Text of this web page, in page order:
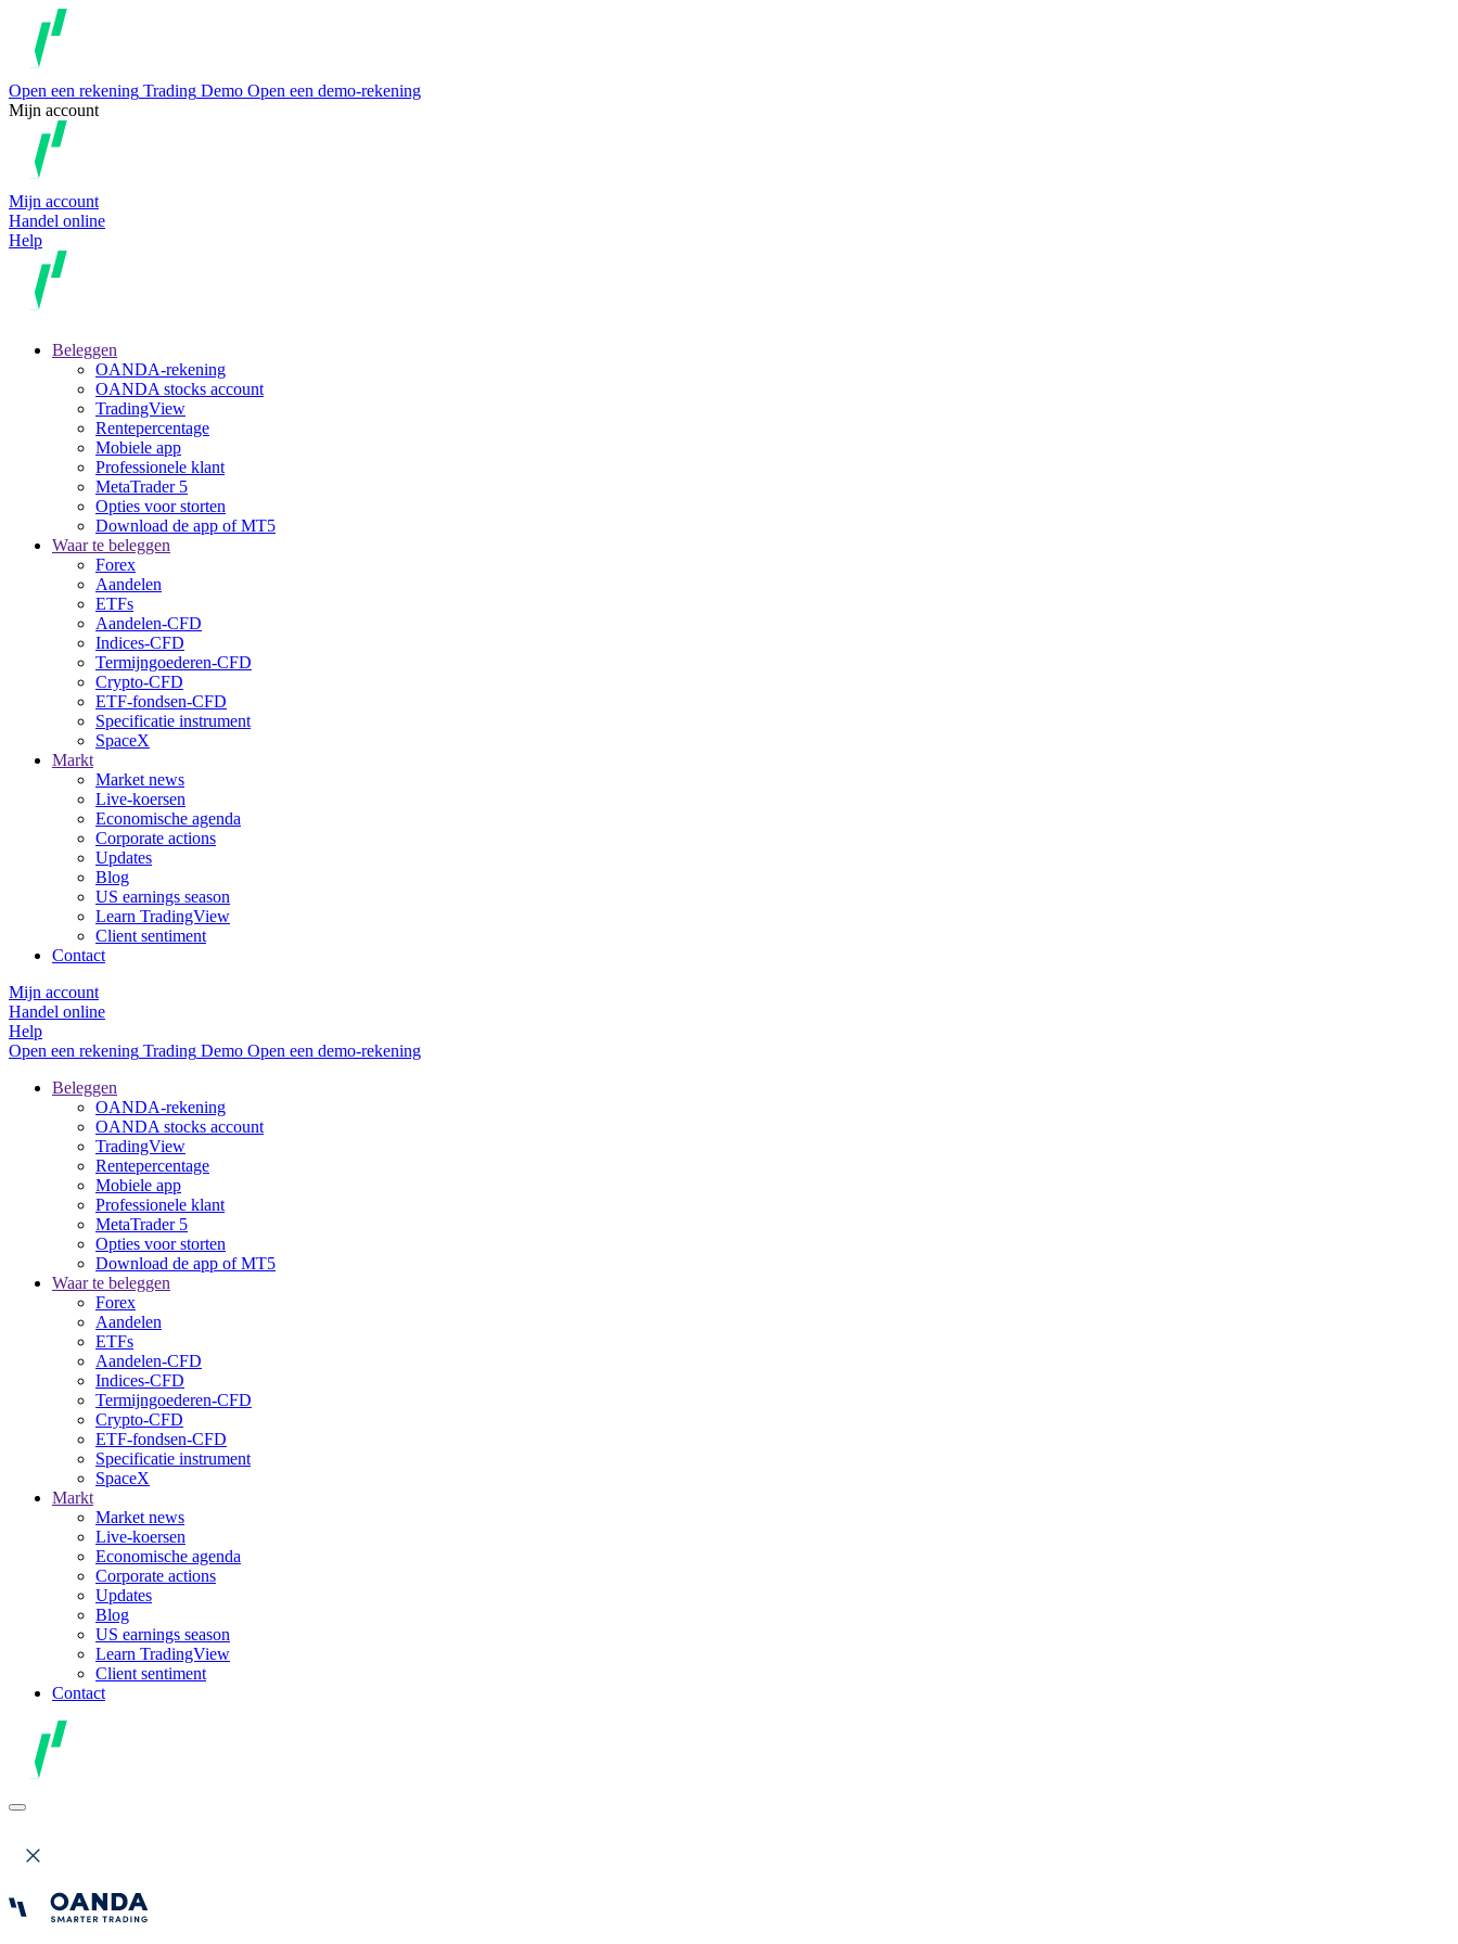
Open een rekening Trading Demo Open een demo-rekening
Mijn account
Mijn account
Handel online
Help
Beleggen
OANDA-rekening
OANDA stocks account
TradingView
Rentepercentage
Mobiele app
Professionele klant
MetaTrader 5
Opties voor storten
Download de app of MT5
Waar te beleggen
Forex
Aandelen
ETFs
Aandelen-CFD
Indices-CFD
Termijngoederen-CFD
Crypto-CFD
ETF-fondsen-CFD
Specificatie instrument
SpaceX
Markt
Market news
Live-koersen
Economische agenda
Corporate actions
Updates
Blog
US earnings season
Learn TradingView
Client sentiment
Contact
Mijn account
Handel online
Help
Open een rekening Trading Demo Open een demo-rekening
Beleggen
OANDA-rekening
OANDA stocks account
TradingView
Rentepercentage
Mobiele app
Professionele klant
MetaTrader 5
Opties voor storten
Download de app of MT5
Waar te beleggen
Forex
Aandelen
ETFs
Aandelen-CFD
Indices-CFD
Termijngoederen-CFD
Crypto-CFD
ETF-fondsen-CFD
Specificatie instrument
SpaceX
Markt
Market news
Live-koersen
Economische agenda
Corporate actions
Updates
Blog
US earnings season
Learn TradingView
Client sentiment
Contact